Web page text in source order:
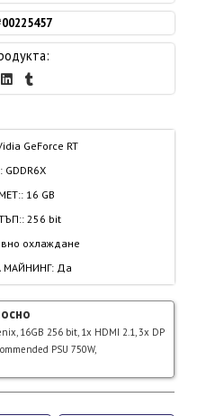
GeForce RT
: GDDR6X
: 16 GB
: 256 bit
охлаждане
: Да
00225457
16GB 256 bit, 1x HDMI 2.1, 3x DP
PSU 750W,